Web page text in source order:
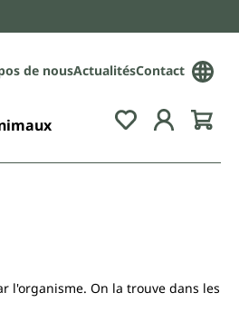
de nousActualitésContact
l'organisme. On la trouve dans les